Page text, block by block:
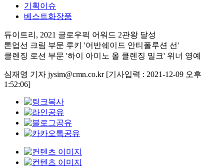
기획이슈
베스트화장품
듀이트리, 2021 글로우픽 어워드 2관왕 달성
톤업선 크림 부문 루키 '어반쉐이드 안티폴루션 선'
클렌징 로션 부문 '하이 아미노 올 클렌징 밀크' 위너 영예
심재영 기자 jysim@cmn.co.kr [기사입력 : 2021-12-09 오후
1:52:06]